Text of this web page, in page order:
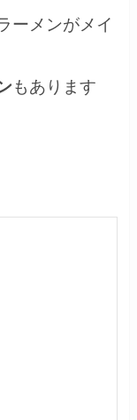
ーメンがメイ
もあります